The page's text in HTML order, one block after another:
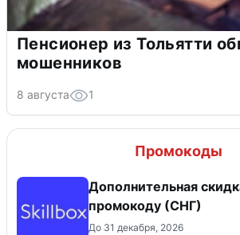
Пенсионер из Тольятти
мошенников
8 августа 1
Промокоды
Дополнительная
промокоду (СНГ)
До 31 декабря, 2026